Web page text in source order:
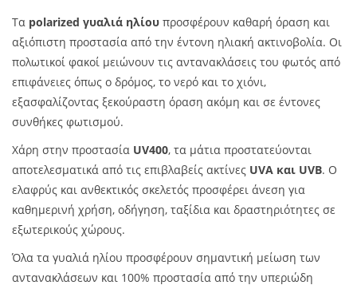
Τα polarized γυαλιά ηλίου προσφέρουν καθαρή όραση και
αξιόπιστη προστασία από την έντονη ηλιακή ακτινοβολία. Οι
πολωτικοί φακοί μειώνουν τις αντανακλάσεις του φωτός από
επιφάνειες όπως ο δρόμος, το νερό και το χιόνι,
εξασφαλίζοντας ξεκούραστη όραση ακόμη και σε έντονες
συνθήκες φωτισμού.
Χάρη στην προστασία UV400, τα μάτια προστατεύονται
αποτελεσματικά από τις επιβλαβείς ακτίνες UVA και UVB. Ο
ελαφρύς και ανθεκτικός σκελετός προσφέρει άνεση για
καθημερινή χρήση, οδήγηση, ταξίδια και δραστηριότητες σε
εξωτερικούς χώρους.
Όλα τα γυαλιά ηλίου προσφέρουν σημαντική μείωση των
αντανακλάσεων και 100% προστασία από την υπεριώδη